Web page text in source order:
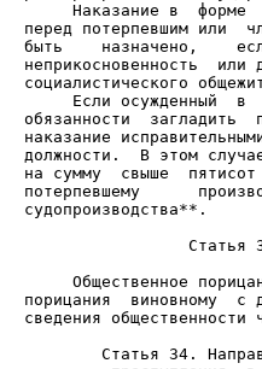
Наказание в  форме
перед потерпевшим или
быть    назначено,
неприкосновенность  или
Если осужденный  в
обязанности  загладить
наказание
должности.  В этом
на сумму  свыше
потерпевшему
судопроизводства**.
Статья
Общественное
порицания  виновному  с
сведения